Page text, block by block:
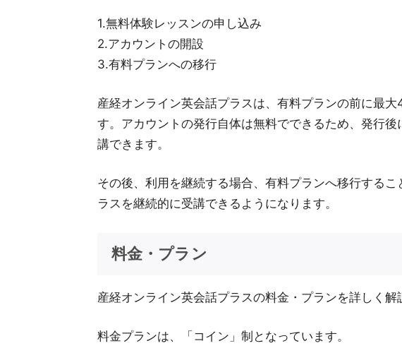
1.無料体験レッスンの申し込み
2.アカウントの開設
3.有料プランへの移行
産経オンライン英会話プラスは、有料プランの前に最
す。アカウントの発行自体は無料でできるため、発行
講できます。
その後、利用を継続する場合、有料プランへ移行する
ラスを継続的に受講できるようになります。
料金・プラン
産経オンライン英会話プラスの料金・プランを詳しく解
料金プランは、「コイン」制となっています。